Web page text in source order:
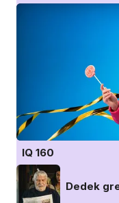
IQ 160
Dedek